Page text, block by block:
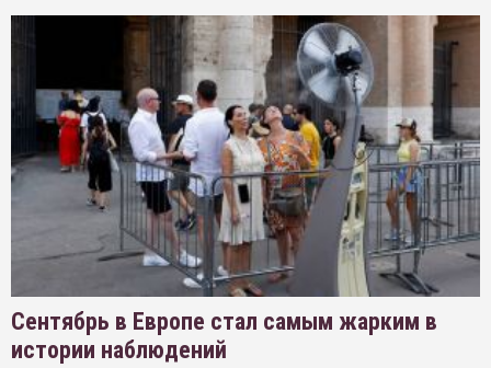
Сентябрь в Европе стал самым жарким в
истории наблюдений